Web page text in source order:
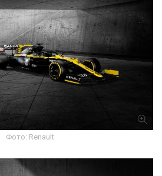
Фото: Renault